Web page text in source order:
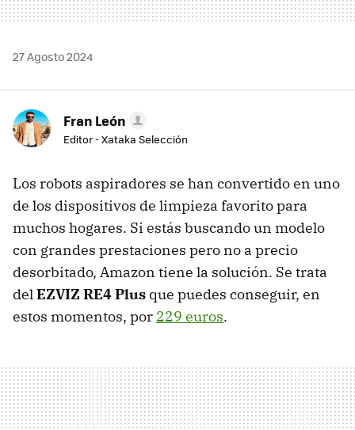
27 Agosto 2024
Fran León
Editor - Xataka Selección
Los robots aspiradores se han convertido en uno
de los dispositivos de limpieza favorito para
muchos hogares. Si estás buscando un modelo
con grandes prestaciones pero no a precio
desorbitado, Amazon tiene la solución. Se trata
delEZVIZ RE4 Plus que puedes conseguir, en
estos momentos, por 229 euros.